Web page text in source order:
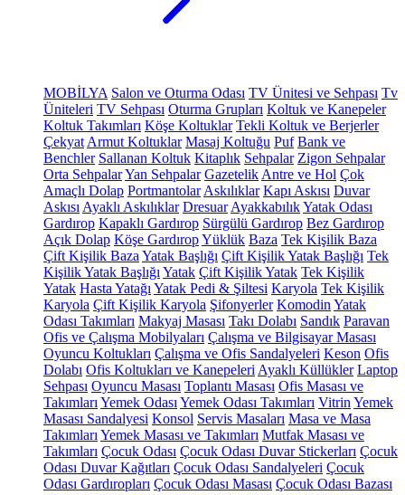
MOBİLYA Salon ve Oturma Odası TV Ünitesi ve Sehpası Tv
Üniteleri TV Sehpası Oturma Grupları Koltuk ve Kanepeler
Koltuk Takımları Köşe Koltuklar Tekli Koltuk ve Berjerler
Çekyat Armut Koltuklar Masaj Koltuğu Puf Bank ve
Benchler Sallanan Koltuk Kitaplık Sehpalar Zigon Sehpalar
Orta SehpalarYan Sehpalar Gazetelik Antre ve Hol Çok
Amaçlı Dolap Portmantolar Askılıklar Kapı Askısı Duvar
Askısı Ayaklı Askılıklar Dresuar AyakkabılıkYatak Odası
Gardırop Kapaklı Gardırop Sürgülü Gardırop Bez Gardırop
Açık Dolap Köşe GardıropYüklük Baza Tek Kişilik Baza
Çift Kişilik Baza Yatak Başlığı Çift Kişilik Yatak Başlığı Tek
Kişilik Yatak Başlığı Yatak Çift Kişilik Yatak Tek Kişilik
Yatak Hasta Yatağı Yatak Pedi & Şiltesi Karyola Tek Kişilik
Karyola Çift Kişilik Karyola Şifonyerler Komodin Yatak
Odası Takımları Makyaj Masası Takı Dolabı Sandık Paravan
Ofis ve Çalışma Mobilyaları Çalışma ve Bilgisayar Masası
Oyuncu Koltukları Çalışma ve Ofis Sandalyeleri Keson Ofis
Dolabı Ofis Koltukları ve Kanepeleri Ayaklı Küllükler Laptop
Sehpası Oyuncu Masası Toplantı Masası Ofis Masası ve
Takımları Yemek Odası Yemek Odası Takımları Vitrin Yemek
Masası Sandalyesi Konsol Servis Masaları Masa ve Masa
Takımları Yemek Masası ve Takımları Mutfak Masası ve
Takımları Çocuk Odası Çocuk Odası Duvar Stickerları Çocuk
Odası Duvar Kağıtları Çocuk Odası Sandalyeleri Çocuk
Odası Gardıropları Çocuk Odası Masası Çocuk Odası Bazası